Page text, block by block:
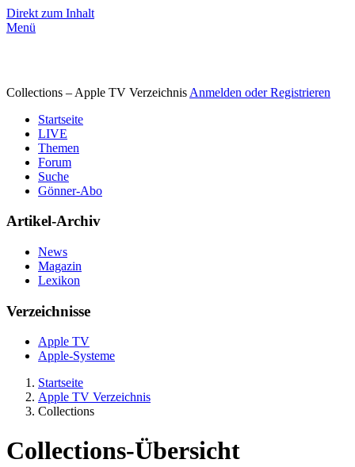
Direkt zum Inhalt
Menü
Collections – Apple TV Verzeichnis Anmelden oder Registrieren
Startseite
LIVE
Themen
Forum
Suche
Gönner-Abo
Artikel-Archiv
News
Magazin
Lexikon
Verzeichnisse
Apple TV
Apple-Systeme
Startseite
Apple TV Verzeichnis
Collections
Collections-Übersicht